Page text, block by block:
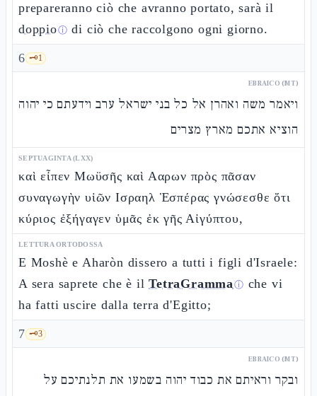
prepareranno ciò che avranno portato, sarà il
doppioⓘ di ciò che raccolgono ogni giorno.
6 🗝️1
EBRAICO (MT)
ויאמר משה ואהרן אל כל בני ישראל ערב וידעתם כי יהוה
הוציא אתכם מארץ מצרים
SEPTUAGINTA (LXX)
καὶ εἶπεν Μωϋσῆς καὶ Ααρων πρὸς πᾶσαν
συναγωγὴν υἱῶν Ισραηλ Ἑσπέρας γνώσεσθε ὅτι
κύριος ἐξήγαγεν ὑμᾶς ἐκ γῆς Αἰγύπτου,
LETTURA ORTODOSSA
E Moshè e Aharòn dissero a tutti i figli d'Israele:
A sera saprete che è ilTetraGrammaⓘ che vi
ha fatti uscire dalla terra d'Egitto;
7 🗝️3
EBRAICO (MT)
ובקר וראיתם את כבוד יהוה בשמעו את תלנתיכם על